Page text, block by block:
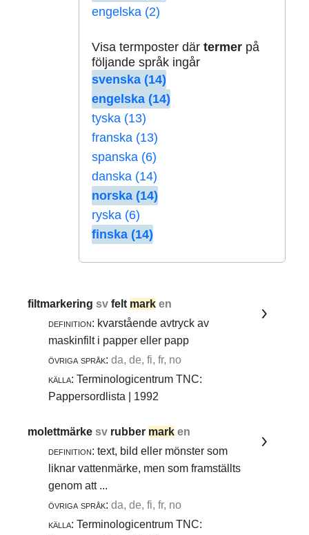
engelska (2)
Visa termposter där termerpå
följande språk ingår
svenska (14)
engelska (14)
tyska (13)
franska (13)
spanska (6)
danska (14)
norska (14)
ryska (6)
finska (14)
filtmarkeringsvfelt mark en
definition: kvarstående avtryck av
maskinfilt i papper eller papp
övriga språk: da, de, fi, fr, no
källa: Terminologicentrum TNC:
Pappersordlista | 1992
molettmärkesv rubber mark en
definition: text, bild eller mönster som
liknar vattenmärke, men som framställts
genom att ...
övriga språk: da, de, fi, fr, no
källa: Terminologicentrum TNC: